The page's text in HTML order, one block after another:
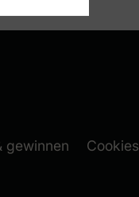
folgen
gewinnen (neues